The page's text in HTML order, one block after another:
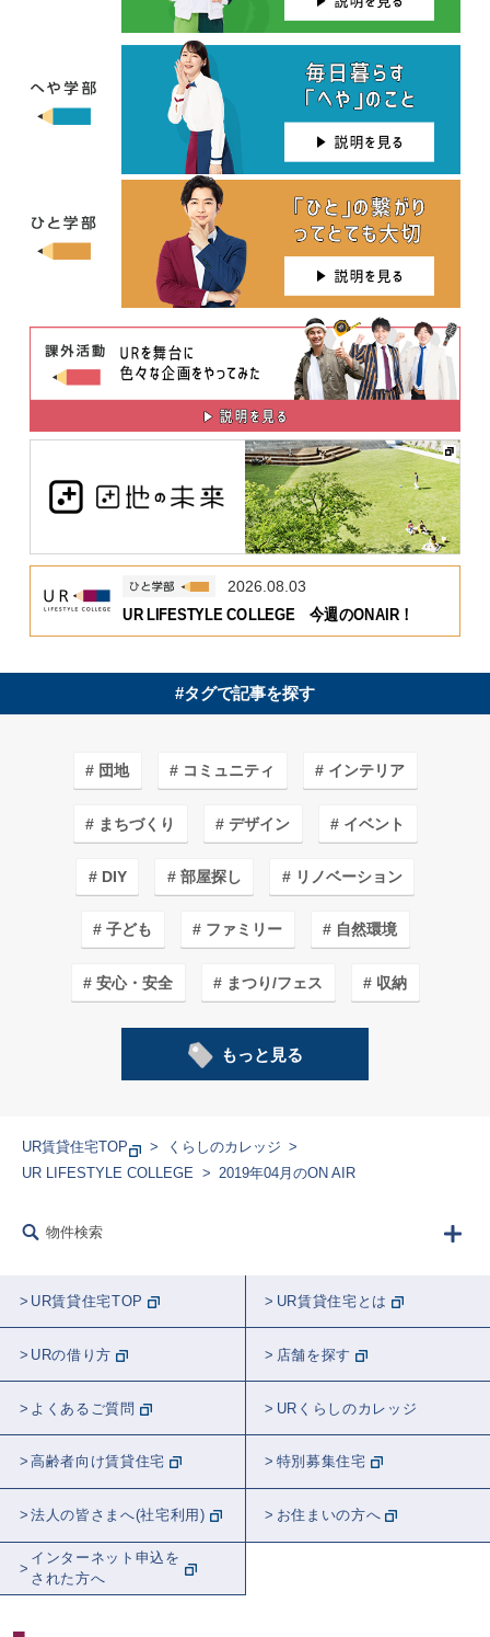
2026.08.03
UR LIFESTYLE COLLEGE 今週のONAIR！
#タグで記事を探す
団地 コミュニティ インテリア
まちづくり デザイン イベント
DIY 部屋探し リノベーション
子ども ファミリー 自然環境
安心・安全 まつり/フェス 収納
ガーデニング 家事
音楽 学校 睡眠
観葉植物 近居
スポット紹介 全国 埼玉
神奈川 関東 茨城
北海道 愛知 大阪
もっと見る
UR賃貸住宅TOP
くらしのカレッジ
UR LIFESTYLE COLLEGE
2019年04月のON AIR
物件検索
UR賃貸住宅TOP UR賃貸住宅とは
URの借り方 店舗を探す
よくあるご質問 URくらしのカレッジ
高齢者向け賃貸住宅 特別募集住宅
法人の皆さまへ(社宅利用) お住まいの方へ
インターネット申込を
された方へ